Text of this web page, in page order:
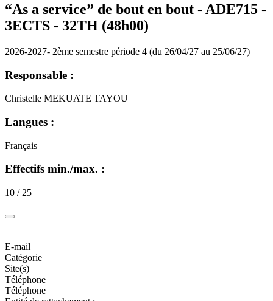
“As a service” de bout en bout - ADE715 -
3ECTS - 32TH (48h00)
2026-2027- 2ème semestre période 4 (du 26/04/27 au 25/06/27)
Responsable :
Christelle MEKUATE TAYOU
Langues :
Français
Effectifs min./max. :
10 / 25
E-mail
Catégorie
Site(s)
Téléphone
Téléphone